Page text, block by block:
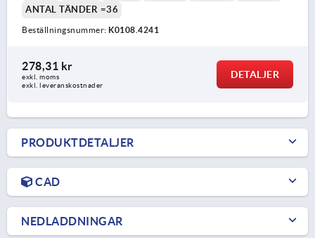
ANTAL TÄNDER =36
Beställningsnummer: K0108.4241
278,31 kr
exkl. moms
exkl. leveranskostnader
DETALJER
PRODUKTDETALJER
CAD
NEDLADDNINGAR